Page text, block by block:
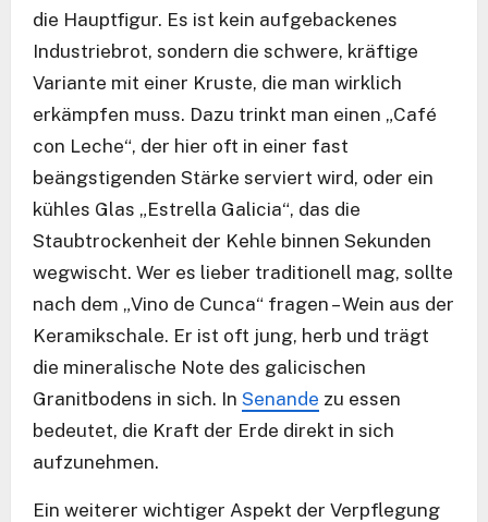
die Hauptfigur. Es ist kein aufgebackenes
Industriebrot, sondern die schwere, kräftige
Variante mit einer Kruste, die man wirklich
erkämpfen muss. Dazu trinkt man einen „Café
con Leche“, der hier oft in einer fast
beängstigenden Stärke serviert wird, oder ein
kühles Glas „Estrella Galicia“, das die
Staubtrockenheit der Kehle binnen Sekunden
wegwischt. Wer es lieber traditionell mag, sollte
nach dem „Vino de Cunca“ fragen – Wein aus der
Keramikschale. Er ist oft jung, herb und trägt
die mineralische Note des galicischen
Granitbodens in sich. In Senande zu essen
bedeutet, die Kraft der Erde direkt in sich
aufzunehmen.
Ein weiterer wichtiger Aspekt der Verpflegung